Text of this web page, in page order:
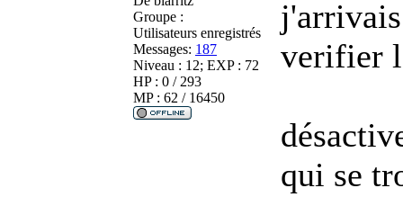
Groupe :
Utilisateurs enregistrés
Messages: 187
Niveau : 12; EXP : 72
HP : 0 / 293
MP : 62 / 16450
verifier
qui se